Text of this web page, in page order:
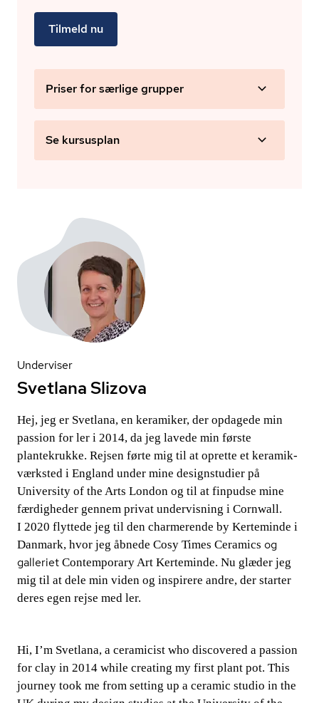
Tilmeld nu
Priser for særlige grupper
Se kursusplan
Underviser
Svetlana Slizova
Hej, jeg er Svetlana, en keramiker, der opdagede min
passion for ler i 2014, da jeg lavede min første
plantekrukke. Rejsen førte mig til at oprette et ke­ra­mi­k­
værk­sted i England under mine designstudier på
University of the Arts London og til at finpudse mine
færdigheder gennem privat undervisning i Cornwall.
I 2020 flyttede jeg til den charmerende by Kerteminde i
Danmark, hvor jeg åbnede Cosy Times Ceramics og
galleriet Contemporary Art Kerteminde. Nu glæder jeg
mig til at dele min viden og inspirere andre, der starter
deres egen rejse med ler.
Hi, I’m Svetlana, a ceramicist who discovered a passion
for clay in 2014 while creating my first plant pot. This
journey took me from setting up a ceramic studio in the